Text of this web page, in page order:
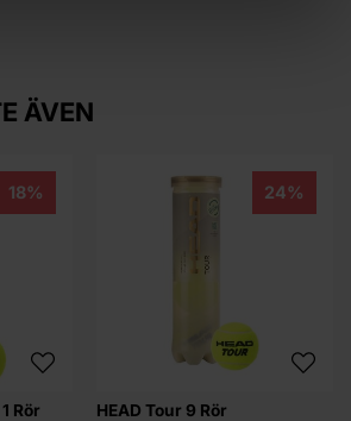
ÄVEN
18%
Rör
24%
HEAD Tour 9 Rör